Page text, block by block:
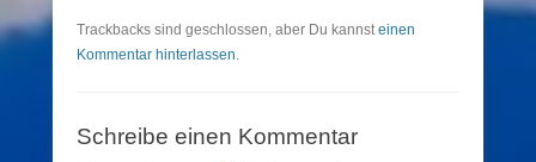
Trackbacks sind geschlossen, aber Du kannsteinen
Kommentar hinterlassen.
Schreibe einen Kommentar